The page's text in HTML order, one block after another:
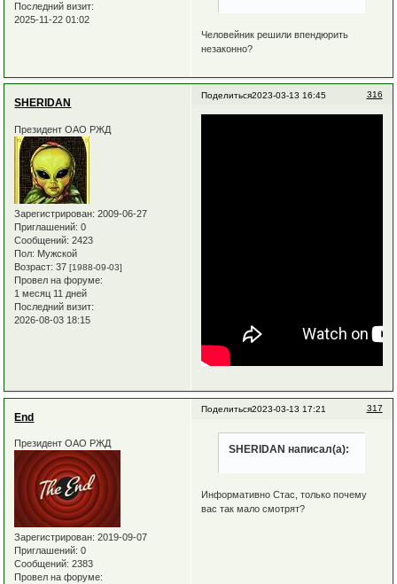
Последний визит:
2025-11-22 01:02
Человейник решили впендюрить
незаконно?
Поделиться 316
2023-03-13 16:45
SHERIDAN
Президент ОАО РЖД
Зарегистрирован: 2009-06-27
Приглашений: 0
Сообщений: 2423
Пол: Мужской
Возраст: 37[1988-09-03]
Провел на форуме:
1 месяц 11 дней
Последний визит:
2026-08-03 18:15
Поделиться 317
2023-03-13 17:21
End
Президент ОАО РЖД
Зарегистрирован: 2019-09-07
Приглашений: 0
Сообщений: 2383
Провел на форуме:
SHERIDAN написал(а):
Информативно Стас, только почему
вас так мало смотрят?